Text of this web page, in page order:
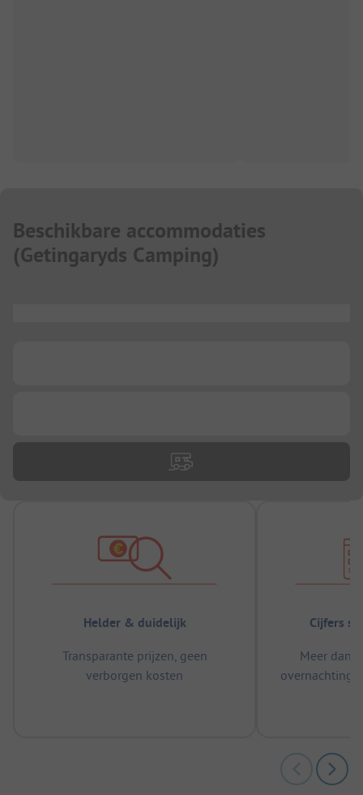
Beschikbare accommodaties
(Getingaryds Camping)
Helder & duidelijk
Transparante prijzen, geen
verborgen kosten
Cijfers
Meer dan